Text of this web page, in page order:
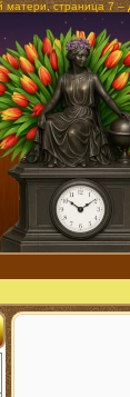
матери, страница 7